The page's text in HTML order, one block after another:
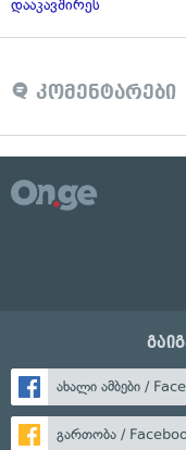
დააკავშირეს
კომენტარები
ახალი ამბები /
გართობა /